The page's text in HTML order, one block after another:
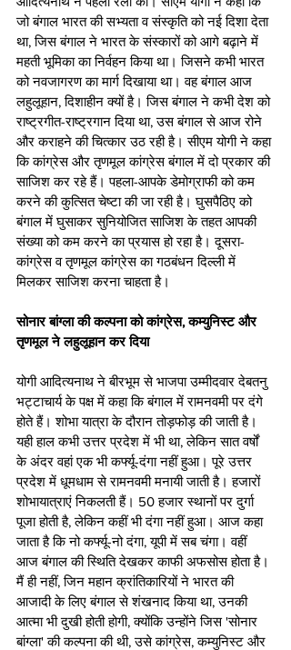
जो बंगाल भारत की सभ्यता व संस्कृति को नई दिशा देता
था, जिस बंगाल ने भारत के संस्कारों को आगे बढ़ाने में
महती भूमिका का निर्वहन किया था। जिसने कभी भारत
को नवजागरण का मार्ग दिखाया था। वह बंगाल आज
लहुलूहान, दिशाहीन क्यों है। जिस बंगाल ने कभी देश को
राष्ट्रगीत-राष्ट्रगान दिया था, उस बंगाल से आज रोने
और कराहने की चित्कार उठ रही है। सीएम योगी ने कहा
कि कांग्रेस और तृणमूल कांग्रेस बंगाल में दो प्रकार की
साजिश कर रहे हैं। पहला-आपके डेमोग्राफी को कम
करने की कुत्सित चेष्टा की जा रही है। घुसपैठिए को
बंगाल में घुसाकर सुनियोजित साजिश के तहत आपकी
संख्या को कम करने का प्रयास हो रहा है। दूसरा-
कांग्रेस व तृणमूल कांग्रेस का गठबंधन दिल्ली में
मिलकर साजिश करना चाहता है।
सोनार बांग्ला की कल्पना को कांग्रेस, कम्युनिस्ट और
तृणमूल ने लहुलूहान कर दिया
योगी आदित्यनाथ ने बीरभूम से भाजपा उम्मीदवार देबतनु
भट्टाचार्य के पक्ष में कहा कि बंगाल में रामनवमी पर दंगे
होते हैं। शोभा यात्रा के दौरान तोड़फोड़ की जाती है।
यही हाल कभी उत्तर प्रदेश में भी था, लेकिन सात वर्षों
के अंदर वहां एक भी कर्फ्यू-दंगा नहीं हुआ। पूरे उत्तर
प्रदेश में धूमधाम से रामनवमी मनायी जाती है। हजारों
शोभायात्राएं निकलती हैं। 50 हजार स्थानों पर दुर्गा
पूजा होती है, लेकिन कहीं भी दंगा नहीं हुआ। आज कहा
जाता है कि नो कर्फ्यू-नो दंगा, यूपी में सब चंगा। वहीं
आज बंगाल की स्थिति देखकर काफी अफसोस होता है।
मैं ही नहीं, जिन महान क्रांतिकारियों ने भारत की
आजादी के लिए बंगाल से शंखनाद किया था, उनकी
आत्मा भी दुखी होती होगी, क्योंकि उन्होंने जिस 'सोनार
बांग्ला' की कल्पना की थी, उसे कांग्रेस, कम्युनिस्ट और